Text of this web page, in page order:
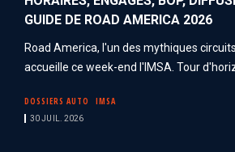
GUIDE DE ROAD AMERICA 2026
Road America, l'un des mythiques
accueille ce week-end l'IMSA. Tour
DOSSIERS AUTO IMSA
30 JUIL. 2026